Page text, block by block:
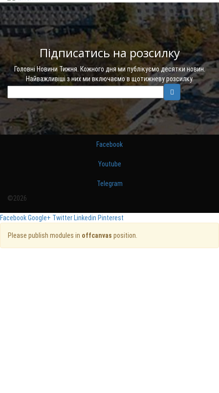
Підписатись на розсилку
Головні Новини Тижня. Кожного дня ми публікуємо десятки новин.
Найважливіші з них ми включаємо в щотижневу розсилку.
Facebook
Youtube
Telegram
©2026
FacebookGoogle+ Twitter Linkedin Pinterest
Please publish modules in offcanvas position.